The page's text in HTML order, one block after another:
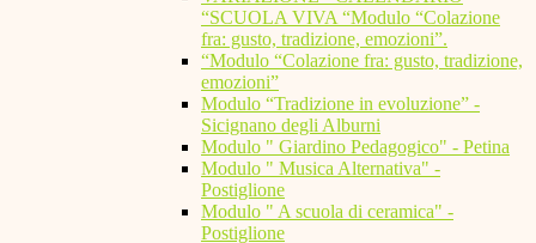
“SCUOLA VIVA “Modulo “Colazione
fra: gusto, tradizione, emozioni”.
“Modulo “Colazione fra: gusto, tradizione,
emozioni”
Modulo “Tradizione in evoluzione” -
Sicignano degli Alburni
Modulo " Giardino Pedagogico" - Petina
Modulo " Musica Alternativa" -
Postiglione
Modulo " A scuola di ceramica" -
Postiglione